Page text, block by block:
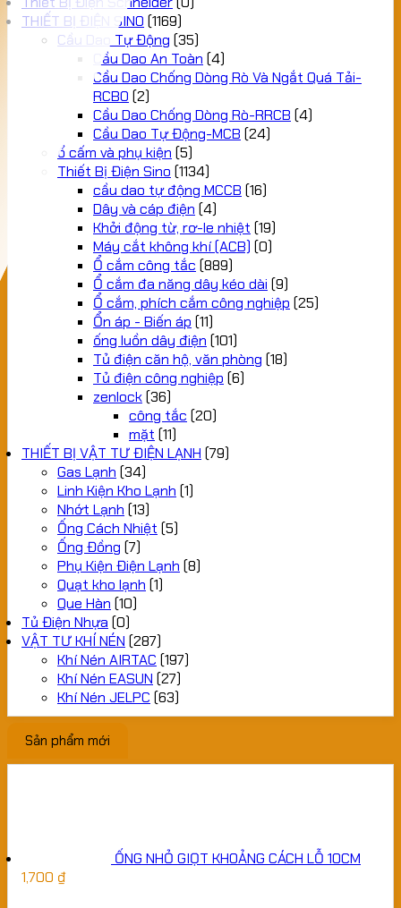
THIẾT BỊ ĐIỆN SINO (1169)
Cầu Dao Tự Động (35)
Cầu Dao An Toàn (4)
Cầu Dao Chống Dòng Rò Và Ngắt Quá Tải-
RCBO (2)
Cầu Dao Chống Dòng Rò-RRCB (4)
Cầu Dao Tự Động-MCB (24)
ổ cấm và phụ kiện (5)
Thiết Bị Điện Sino (1134)
cầu dao tự động MCCB (16)
Dây và cáp điện (4)
Khởi động từ, rơ-le nhiệt (19)
Máy cắt không khí (ACB) (0)
Ổ cắm công tắc (889)
Ổ cắm đa năng dây kéo dài (9)
Ổ cắm, phích cắm công nghiệp (25)
Ổn áp - Biến áp (11)
ống luồn dây điện (101)
Tủ điện căn hộ, văn phòng (18)
Tủ điện công nghiệp (6)
zenlock(36)
công tắc (20)
mặt (11)
THIẾT BỊ VẬT TƯ ĐIỆN LẠNH (79)
Gas Lạnh (34)
Linh Kiện Kho Lạnh (1)
Nhớt Lạnh (13)
Ống Cách Nhiệt (5)
Ống Đồng (7)
Phụ Kiện Điện Lạnh (8)
Quạt kho lạnh (1)
Que Hàn (10)
Tủ Điện Nhựa (0)
VẬT TƯ KHÍ NÉN (287)
Khí Nén AIRTAC (197)
Khí Nén EASUN (27)
Khí Nén JELPC (63)
Sản phẩm mới
ỐNG NHỎ GIỌT KHOẢNG CÁCH LỖ 10CM
1,700 ₫